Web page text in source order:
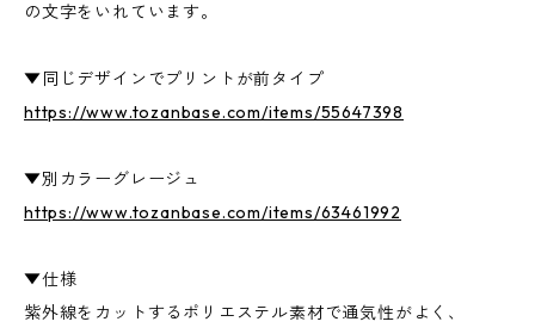
の文字をいれています。
▼同じデザインでプリントが前タイプ
https://www.tozanbase.com/items/55647398
▼別カラーグレージュ
https://www.tozanbase.com/items/63461992
▼仕様
紫外線をカットするポリエステル素材で通気性がよく、